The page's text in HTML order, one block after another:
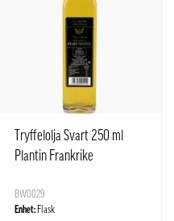
Tryffelolja Svart 250 ml
Plantin Frankrike
BW0029
Enhet: Flask